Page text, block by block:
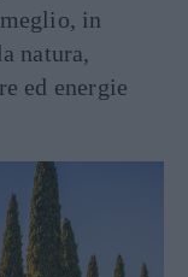
in
natura,
ed energie